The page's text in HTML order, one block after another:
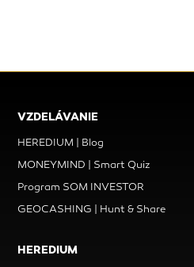
VZDELÁVANIE
HEREDIUM | Blog
MONEYMIND | Smart Quiz
Program SOM INVESTOR
GEOCASHING | Hunt & Share
HEREDIUM